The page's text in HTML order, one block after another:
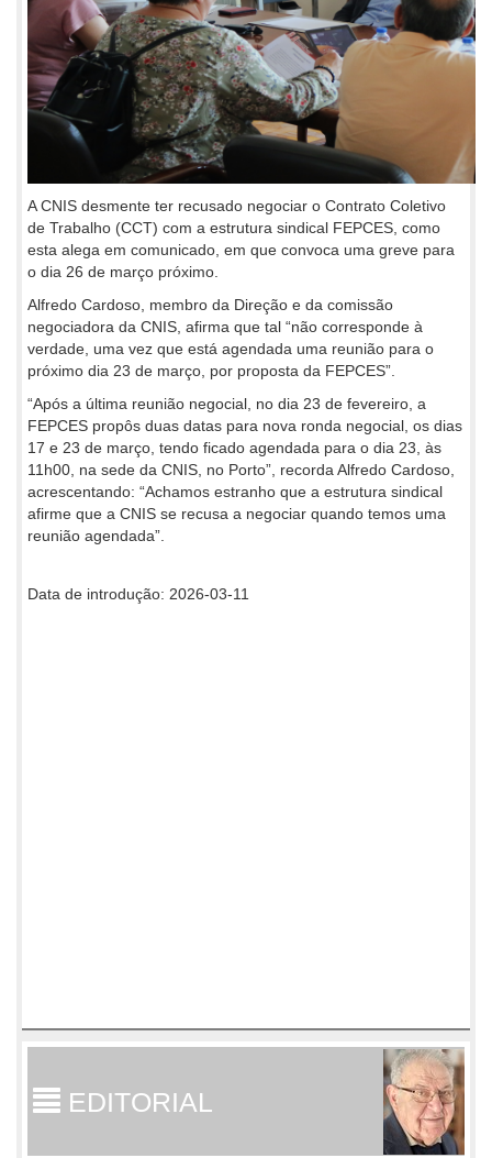
A CNIS desmente ter recusado negociar o Contrato Coletivo
de Trabalho (CCT) com a estrutura sindical FEPCES, como
esta alega em comunicado, em que convoca uma greve para
o dia 26 de março próximo.
Alfredo Cardoso, membro da Direção e da comissão
negociadora da CNIS, afirma que tal “não corresponde à
verdade, uma vez que está agendada uma reunião para o
próximo dia 23 de março, por proposta da FEPCES”.
“Após a última reunião negocial, no dia 23 de fevereiro, a
FEPCES propôs duas datas para nova ronda negocial, os dias
17 e 23 de março, tendo ficado agendada para o dia 23, às
11h00, na sede da CNIS, no Porto”, recorda Alfredo Cardoso,
acrescentando: “Achamos estranho que a estrutura sindical
afirme que a CNIS se recusa a negociar quando temos uma
reunião agendada”.
Data de introdução: 2026-03-11
EDITORIAL